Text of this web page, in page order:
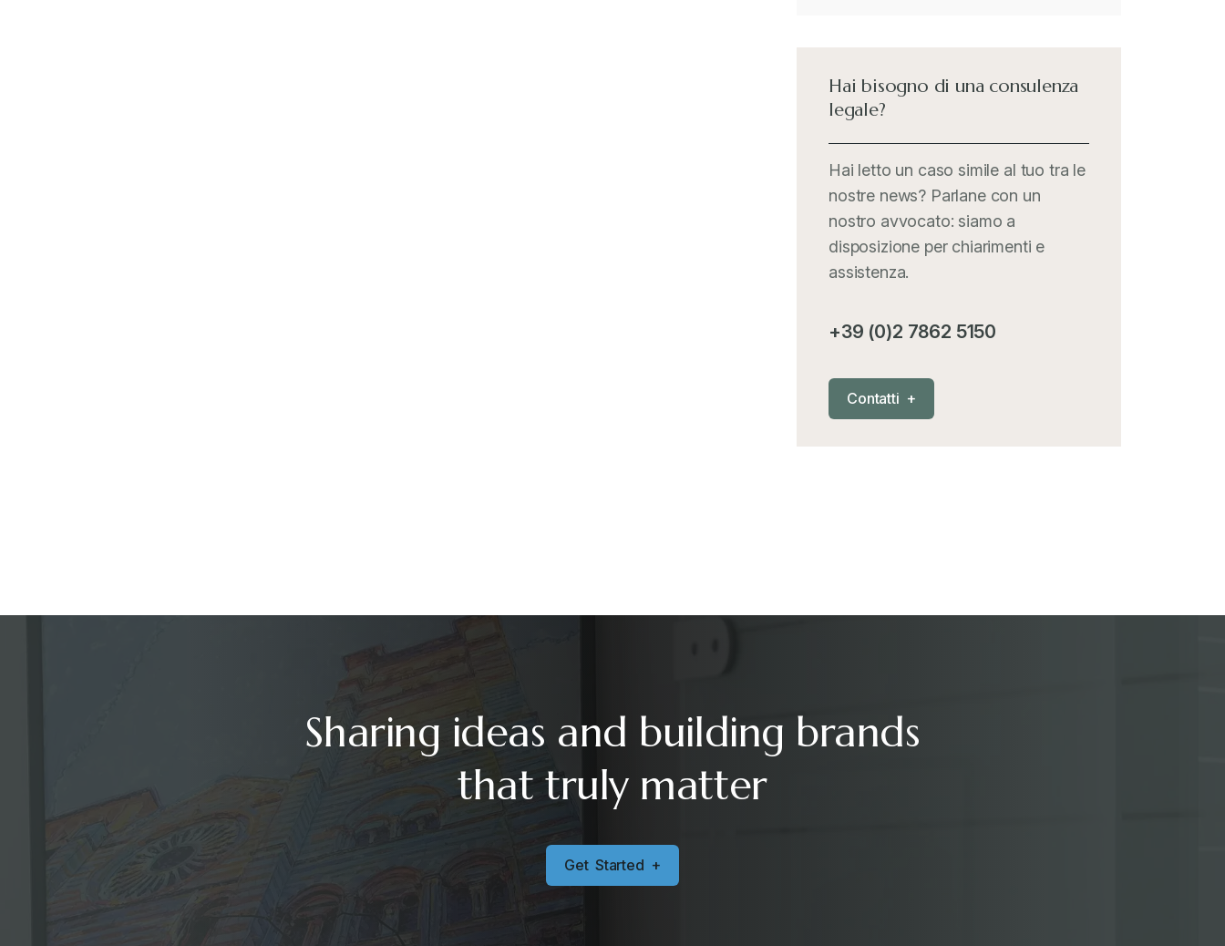
Hai bisogno di una consulenza
legale?
Hai letto un caso simile al tuo tra le
nostre news? Parlane con un
nostro avvocato: siamo a
disposizione per chiarimenti e
assistenza.
+39 (0)2 7862 5150
Contatti +
Sharing ideas and building brands
that truly matter
Get Started +